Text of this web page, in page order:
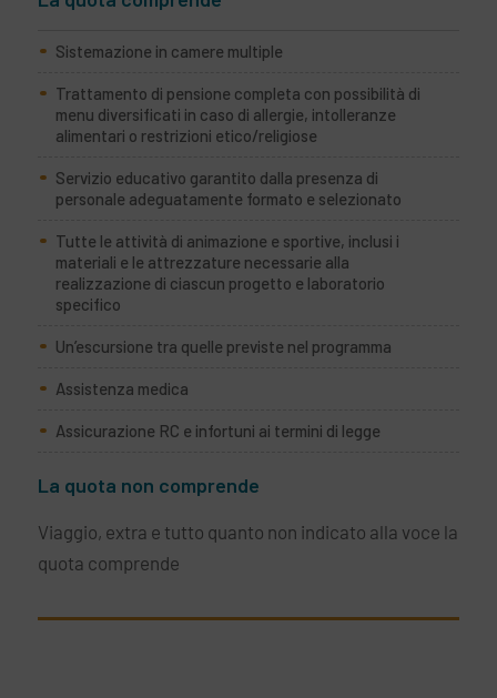
Sistemazione in camere multiple
Trattamento di pensione completa con possibilità di
menu diversificati in caso di allergie, intolleranze
alimentari o restrizioni etico/religiose
Servizio educativo garantito dalla presenza di
personale adeguatamente formato e selezionato
Tutte le attività di animazione e sportive, inclusi i
materiali e le attrezzature necessarie alla
realizzazione di ciascun progetto e laboratorio
specifico
Un’escursione tra quelle previste nel programma
Assistenza medica
Assicurazione RC e infortuni ai termini di legge
La quota non comprende
Viaggio, extra e tutto quanto non indicato alla voce la
quota comprende